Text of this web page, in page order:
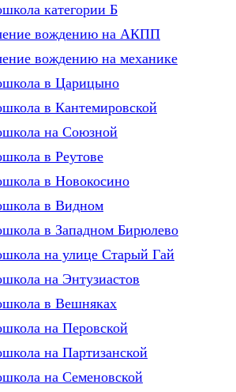
категории Б
вождению на АКПП
вождению на механике
в Царицыно
в Кантемировской
на Союзной
в Реутове
в Новокосино
в Видном
в Западном Бирюлево
на улице Старый Гай
на Энтузиастов
в Вешняках
на Перовской
на Партизанской
на Семеновской